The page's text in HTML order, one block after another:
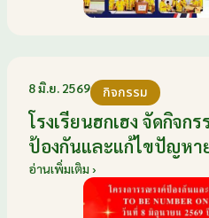
8 มิ.ย. 2569 กิจกรรม
โรงเรียนฮกเฮง จัดกิจก
ป้องกันและแก้ไขปัญหา
NUMBER ONE อำเภอ
2569 ให้กับนักเรียนแก
อ่านเพิ่มเติม ›